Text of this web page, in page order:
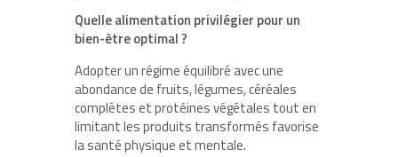
Quelle alimentation privilégier pour un
bien-être optimal ?
Adopter un régime équilibré avec une
abondance de fruits, légumes, céréales
complètes et protéines végétales tout en
limitant les produits transformés favorise
la santé physique et mentale.